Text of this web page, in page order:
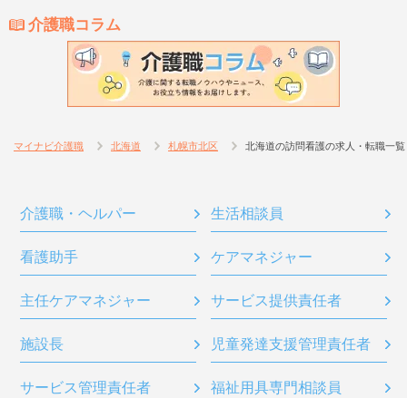
介護職コラム
マイナビ介護職 北海道 札幌市北区 北海道の訪問看護の求人・転職一覧
介護職・ヘルパー 生活相談員
看護助手 ケアマネジャー
主任ケアマネジャー サービス提供責任者
施設長 児童発達支援管理責任者
サービス管理責任者 福祉用具専門相談員